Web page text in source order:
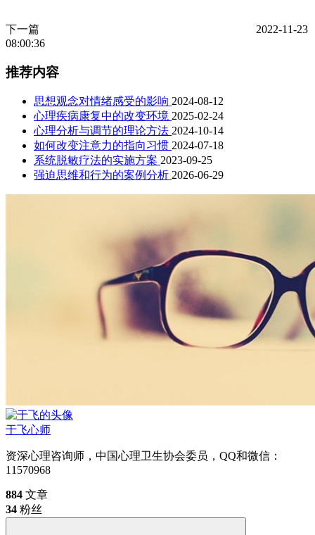
下一篇
2022-11-23
08:00:36
推荐内容
思想观念对情绪感受的影响 2024-08-12
心理疾病康复中的改变环境 2025-02-24
心理分析与调节的理论方法 2024-10-14
如何改变注意力的指向习惯 2024-07-18
系统脱敏疗法的实施方案 2023-09-25
强迫思维和行为的案例分析 2026-06-29
于飞心师
资深心理咨询师，中国心理卫生协会委员，QQ和微信：
11570968
884 文章
34 粉丝